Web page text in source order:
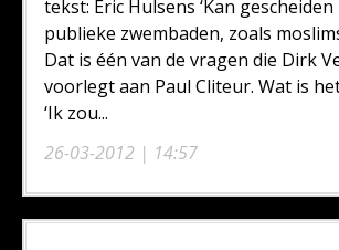
26-03-2012 | 14:57
tekst: Eric Hulsens ‘Kan
publieke zwembaden, zoals
Dat is één van de vragen die Dirk
voorlegt aan Paul Cliteur. Wat is
‘Ik zou...